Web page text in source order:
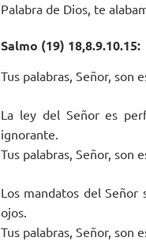
Palabra de Dios, te
Salmo (19) 18,8.9.10.15:
Tus palabras, Señor, son
La ley del Señor es
ignorante.
Tus palabras, Señor, son
Los mandatos del
ojos.
Tus palabras, Señor, son